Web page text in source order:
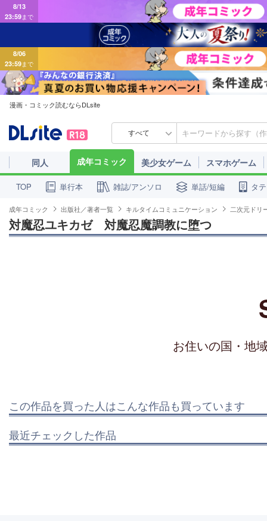
23:59まで
8/06
23:59まで
漫画・コミック読むならDLsite
すべて
同人 成年コミック 美少女ゲーム スマホゲーム
TOP 単行本 雑誌/アンソロ 単話/短編 タ
成年コミック 出版社／著者一覧 キルタイムコミュニケーション 二次元ドリ
対魔忍ユキカゼ　対魔忍魔調教に堕つ
お住いの国・地
この作品を買った人はこんな作品も買っています
最近チェックした作品